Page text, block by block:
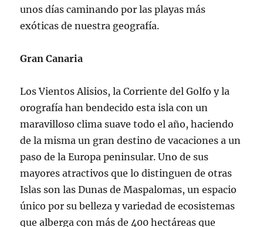
unos días caminando por las playas más
exóticas de nuestra geografía.
Gran Canaria
Los Vientos Alisios, la Corriente del Golfo y la
orografía han bendecido esta isla con un
maravilloso clima suave todo el año, haciendo
de la misma un gran destino de vacaciones a un
paso de la Europa peninsular. Uno de sus
mayores atractivos que lo distinguen de otras
Islas son las Dunas de Maspalomas, un espacio
único por su belleza y variedad de ecosistemas
que alberga con más de 400 hectáreas que